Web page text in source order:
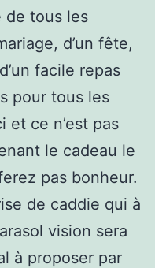
de tous les
d’un fête,
facile repas
pour tous les
et ce n’est pas
le cadeau le
pas bonheur.
de caddie qui à
vision sera
à proposer par